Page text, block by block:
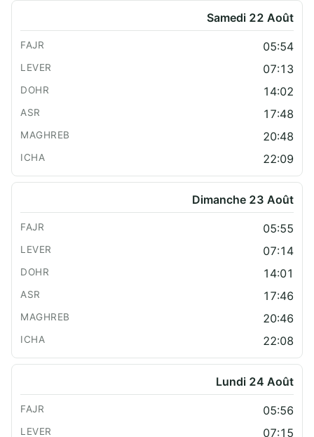
Samedi 22 Août
05:54
07:13
14:02
17:48
20:48
22:09
Dimanche 23 Août
05:55
07:14
14:01
17:46
20:46
22:08
Lundi 24 Août
05:56
07:15